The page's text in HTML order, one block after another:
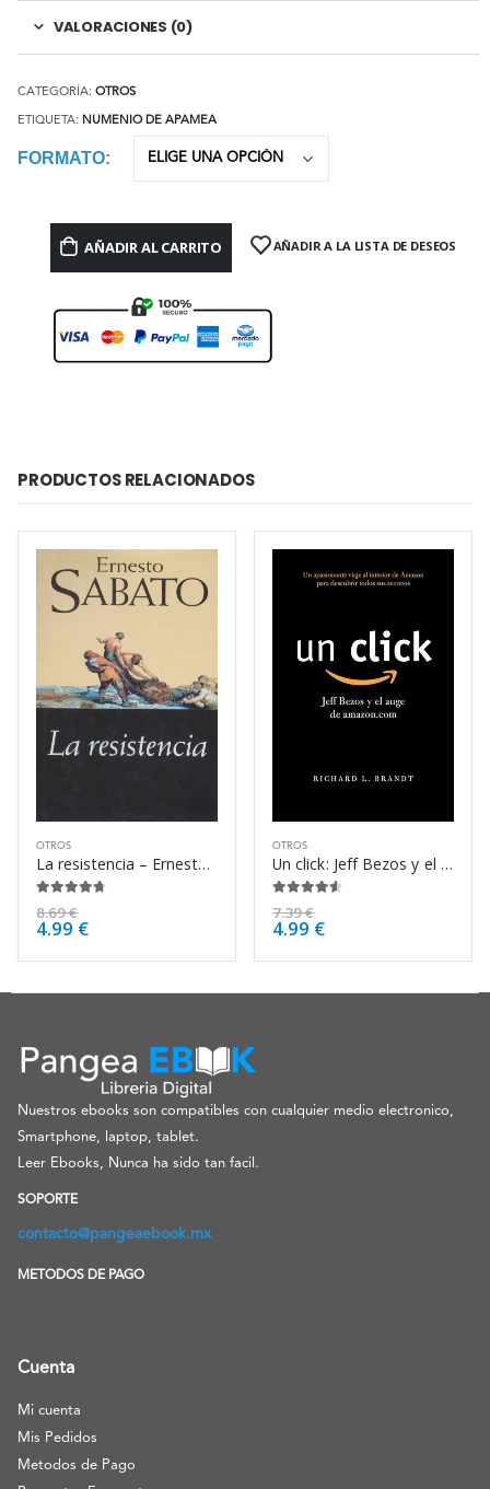
VALORACIONES (0)
CATEGORÍA: OTROS
ETIQUETA: NUMENIO DE APAMEA
FORMATO
AÑADIR AL CARRITO AÑADIR A LA LISTA DE DESEOS
PRODUCTOS RELACIONADOS
OTROS
La resistencia – Ernesto Sabato
8.69€
4.99 €
OTROS
Un click: Jeff Bezos y el auge de – Richard L. Brandt
7.39€
4.99 €
Nuestros ebooks son compatibles con cualquier medio electronico,
Smartphone, laptop, tablet.
Leer Ebooks, Nunca ha sido tan facil.
SOPORTE
contacto@pangeaebook.mx
METODOS DE PAGO
Cuenta
Mi cuenta
Mis Pedidos
Metodos de Pago